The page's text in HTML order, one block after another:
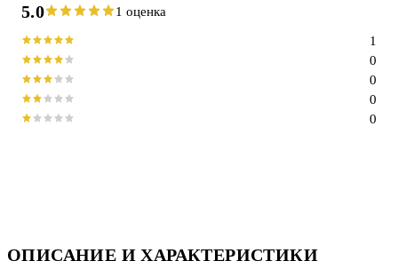
ОПИСАНИЕ И ХАРАКТЕРИСТИКИ
5.0 1 оценка
0
0
0
0
1